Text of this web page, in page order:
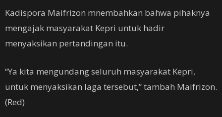
Kadispora Maifrizon mnembahkan bahwa pihaknya
mengajak masyarakat Kepri untuk hadir
menyaksikan pertandingan itu.
“Ya kita mengundang seluruh masyarakat Kepri,
untuk menyaksikan laga tersebut,” tambah Maifrizon.
(Red)